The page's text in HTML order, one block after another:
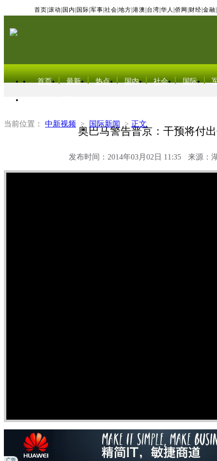
首页 滚动 国内 国际 军事 社会 地方 港澳 台湾 华人 侨网 财经 金融
首页 最新 热点 国内 社会 国际
当前位置： 中新视频 > 国际新闻 > 正文
奥巴马警告普京：干预将付
发布时间：2014年03月02日 11:35 来源：